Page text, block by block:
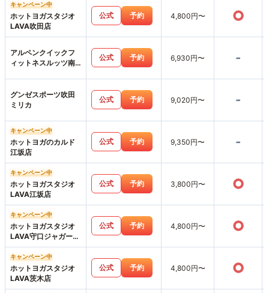
キャンペーン中
ホットヨガスタジオ
LAVA吹田店
公式 予約 4,800円〜 ○
アルペンクイックフ
ィットネスルッツ南
公式 予約 6,930円〜 -
グンゼスポーツ吹田
ミリカ
公式 予約 9,020円〜 -
キャンペーン中
ホットヨガのカルド
江坂店
公式 予約 9,350円〜 -
キャンペーン中
ホットヨガスタジオ
LAVA江坂店
公式 予約 3,800円〜 ○
キャンペーン中
ホットヨガスタジオ
LAVA守口ジャガータ
ウン店
公式 予約 4,800円〜 ○
キャンペーン中
ホットヨガスタジオ
LAVA茨木店
公式 予約 4,800円〜 ○